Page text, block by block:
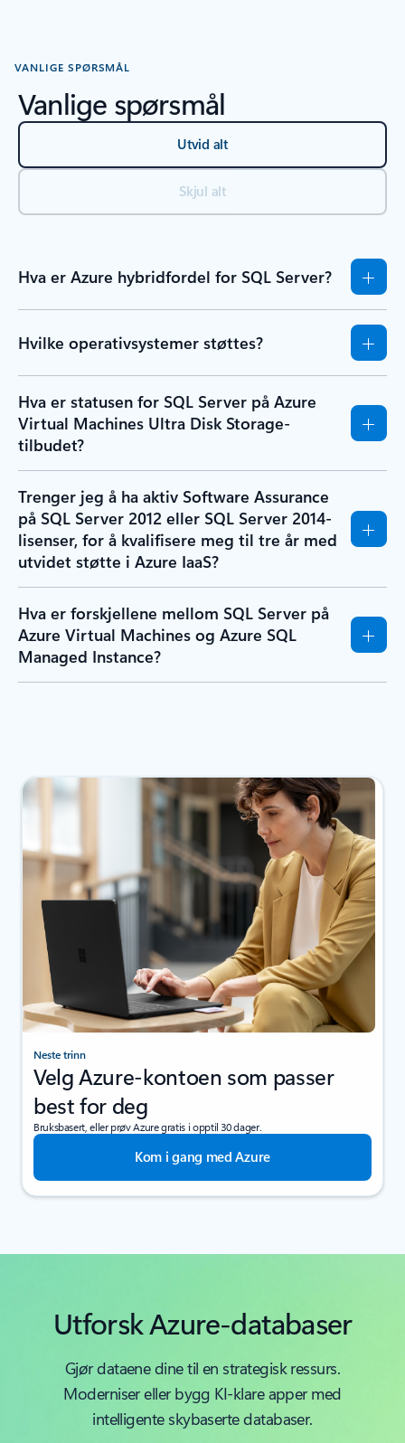
VANLIGE SPØRSMÅL
Vanlige spørsmål
Utvid alt
Skjul alt
Hva er Azure hybridfordel for SQL Server?
Hvilke operativsystemer støttes?
Hva er statusen for SQL Server på Azure
Virtual Machines Ultra Disk Storage-
tilbudet?
Trenger jeg å ha aktiv Software Assurance
på SQL Server 2012 eller SQL Server 2014-
lisenser, for å kvalifisere meg til tre år med
utvidet støtte i Azure IaaS?
Hva er forskjellene mellom SQL Server på
Azure Virtual Machines og Azure SQL
Managed Instance?
Neste trinn
Velg Azure-kontoen som passer
best for deg
Bruksbasert, eller prøv Azure gratis i opptil 30 dager.
Kom i gang med Azure
Utforsk Azure-databaser
Gjør dataene dine til en strategisk ressurs.
Moderniser eller bygg KI-klare apper med
intelligente skybaserte databaser.